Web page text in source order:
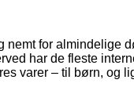
nemt for almindelige
har de fleste
varer – til børn, og